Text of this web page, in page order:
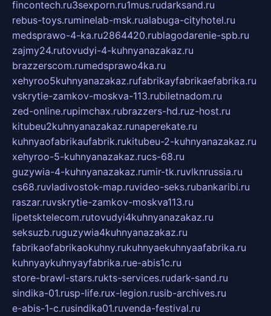
fincontech.ru3sexporn.ru1mus.rudarksand.ru
rebus-toys.ruminelab-msk.rualabuga-cityhotel.ru
medsprawo-4-ka.ru2864420.rublagodarenie-spb.ru
zajmy24.rutovudyi-4-kuhnyanazakaz.ru
brazzerscom.rumedsprawo4ka.ru
xehyroo5kuhnyanazakaz.rufabrikayfabrikaefabrika.ru
vskrytie-zamkov-moskva-113.rubiletnadom.ru
zed-online.rupimchax.rubrazzers-hd.ruz-host.ru
kitubeu2kuhnyanazakaz.runaperekate.ru
kuhnyaofabrikaufabrik.rukitubeu-2-kuhnyanazakaz.ru
xehyroo-5-kuhnyanazakaz.rucs-68.ru
guzywia-4-kuhnyanazakaz.rumir-tk.ruvlknrussia.ru
cs68.ruvladivostok-map.ruvideo-seks.rubankaribi.ru
raszar.ruvskrytie-zamkov-moskva113.ru
lipetsktelecom.rutovudyi4kuhnyanazakaz.ru
seksuzb.ruguzywia4kuhnyanazakaz.ru
fabrikaofabrikaokuhny.rukuhnyaekuhnyaafabrika.ru
kuhnyaykuhnyayfabrika.rue-abis1c.ru
store-brawl-stars.rukts-services.rudark-sand.ru
sindika-01.rusp-life.rux-legion.rusib-archives.ru
e-abis-1-c.rusindika01.ruvenda-festival.ru